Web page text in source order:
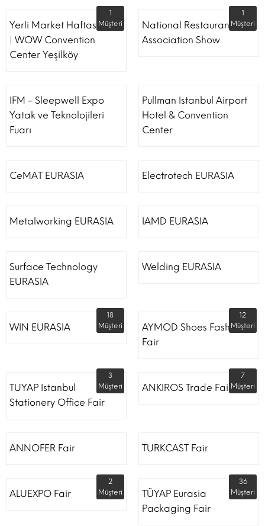
Yerli Market Haftası Fuarı
| WOW Convention
Center Yeşilköy
1
Müşteri
National Restaurant
Association Show
1
Müşteri
IFM - Sleepwell Expo
Yatak ve Teknolojileri
Fuarı
Pullman Istanbul Airport
Hotel & Convention
Center
CeMAT EURASIA Electrotech EURASIA
Metalworking EURASIA IAMD EURASIA
Surface Technology
EURASIA
Welding EURASIA
WIN EURASIA
18
Müşteri
AYMOD Shoes Fashion
Fair
12
Müşteri
TUYAP Istanbul
Stationery Office Fair
3
Müşteri
ANKIROS Trade Fairs
7
Müşteri
ANNOFER Fair TURKCAST Fair
ALUEXPO Fair
2
Müşteri
TÜYAP Eurasia
Packaging Fair
36
Müşteri